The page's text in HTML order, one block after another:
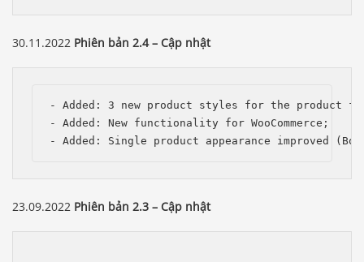
30.11.2022 Phiên bản 2.4 – Cập nhật
- Added: 3 new product styles for the product
- Added: New functionality for WooCommerce;
- Added: Single product appearance improved
23.09.2022 Phiên bản 2.3 – Cập nhật